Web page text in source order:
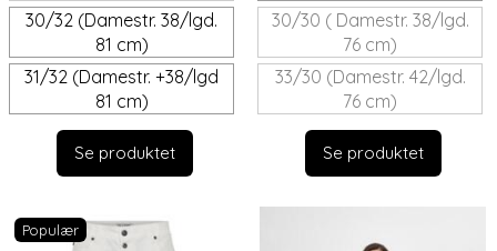
30/32 (Damestr. 38/lgd.
81 cm)
31/32 (Damestr. +38/lgd
81 cm)
Se produktet
30/30 ( Damestr. 38/lgd.
76 cm)
33/30 (Damestr. 42/lgd.
76 cm)
Se produktet
Populær